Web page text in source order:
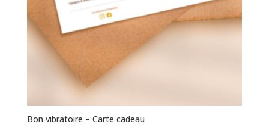
Bon vibratoire – Carte cadeau